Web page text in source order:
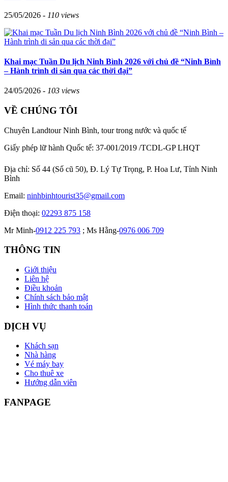
25/05/2026 - 110 views
Khai mạc Tuần Du lịch Ninh Bình 2026 với chủ đề “Ninh Bình
– Hành trình di sản qua các thời đại”
24/05/2026 - 103 views
VỀ CHÚNG TÔI
Chuyên Landtour Ninh Bình, tour trong nước và quốc tế
Giấy phép lữ hành Quốc tế: 37-001/2019 /TCDL-GP LHQT
Địa chỉ: Số 44 (Số cũ 50), Đ. Lý Tự Trọng, P. Hoa Lư, Tỉnh Ninh
Bình
Email: ninhbinhtourist35@gmail.com
Điện thoại: 02293 875 158
Mr Minh-0912 225 793 ; Ms Hằng-0976 006 709
THÔNG TIN
Giới thiệu
Liên hệ
Điều khoản
Chính sách bảo mật
Hình thức thanh toán
DỊCH VỤ
Khách sạn
Nhà hàng
Vé máy bay
Cho thuê xe
Hướng dẫn viên
FANPAGE